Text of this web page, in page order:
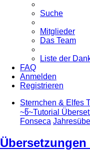
Suche
Mitglieder
Das Team
Liste der
FAQ
Anmelden
Registrieren
Sternchen & Elfes
~წ~Tutorial
Fonseca
Übersetzungen